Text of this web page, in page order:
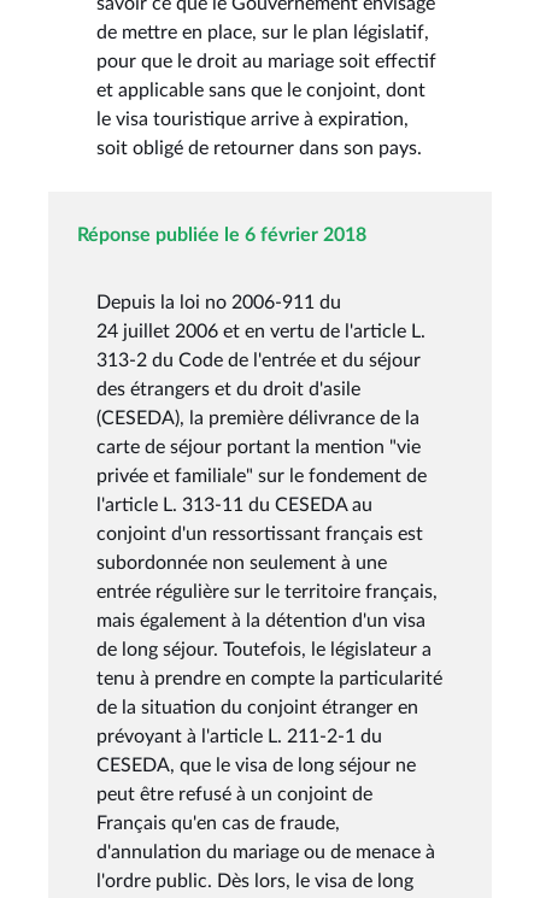
de mettre en place, sur le plan législatif,
pour que le droit au mariage soit effectif
et applicable sans que le conjoint, dont
le visa touristique arrive à expiration,
soit obligé de retourner dans son pays.
Réponse publiée le 6 février 2018
Depuis la loi no 2006-911 du
24 juillet 2006 et en vertu de l'article L.
313-2 du Code de l'entrée et du séjour
des étrangers et du droit d'asile
(CESEDA), la première délivrance de la
carte de séjour portant la mention "vie
privée et familiale" sur le fondement de
l'article L. 313-11 du CESEDA au
conjoint d'un ressortissant français est
subordonnée non seulement à une
entrée régulière sur le territoire français,
mais également à la détention d'un visa
de long séjour. Toutefois, le législateur a
tenu à prendre en compte la particularité
de la situation du conjoint étranger en
prévoyant à l'article L. 211-2-1 du
CESEDA, que le visa de long séjour ne
peut être refusé à un conjoint de
Français qu'en cas de fraude,
d'annulation du mariage ou de menace à
l'ordre public. Dès lors, le visa de long